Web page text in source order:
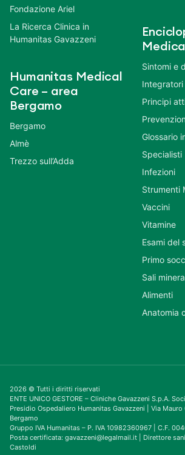
Fondazione Ariel
La Ricerca Clinica in
Humanitas Gavazzeni
Humanitas Medical
Care – area
Bergamo
Bergamo
Almè
Trezzo sull’Adda
Medica
Sintomi e
Principi
Glossario
Specialisti
Infezioni
Strumenti
Vaccini
Vitamine
Esami del
Primo
Sali
Alimenti
Anatomia
2026 © Tutti i diritti riservati
ENTE UNICO GESTORE – Cliniche Gavazzeni S.p.A.
Presidio Ospedaliero Humanitas Gavazzeni | Via Mauro
Bergamo
Gruppo IVA Humanitas – P. IVA 10982360967 | C.F.
Posta certificata: gavazzeni@legalmail.it | Direttore
Castoldi